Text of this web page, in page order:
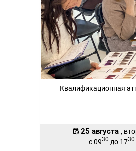
Квалификационная
25 августа ,
с 0930 до 1730